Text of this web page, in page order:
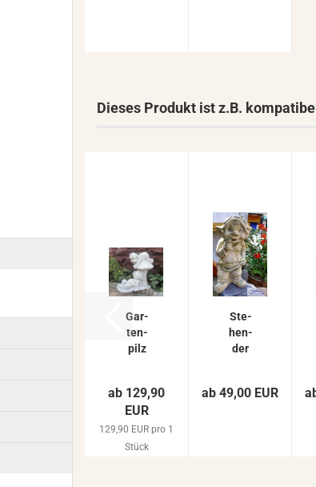
lie­
Gar­
Dieses Produkt ist z.B.
Gar­
ten­
pilz
Zwer­
ge auf
Pilz |
Gar­
ab 129,90
EUR
129,90 EUR pro 1
Stück
Ste­
hen­
der
zwerg
ab 49,00 EUR